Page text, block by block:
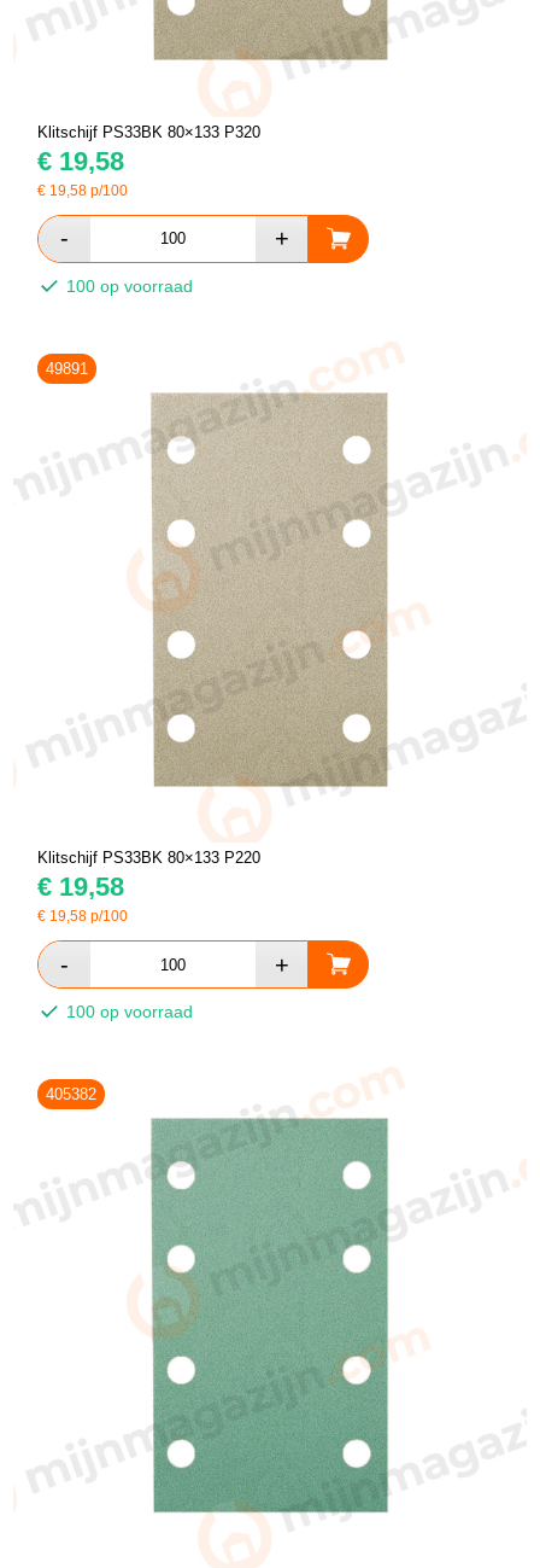
Klitschijf PS33BK 80×133 P320
€ 19,58
€ 19,58 p/100
100 op voorraad
49891
Klitschijf PS33BK 80×133 P220
€ 19,58
€ 19,58 p/100
100 op voorraad
405382